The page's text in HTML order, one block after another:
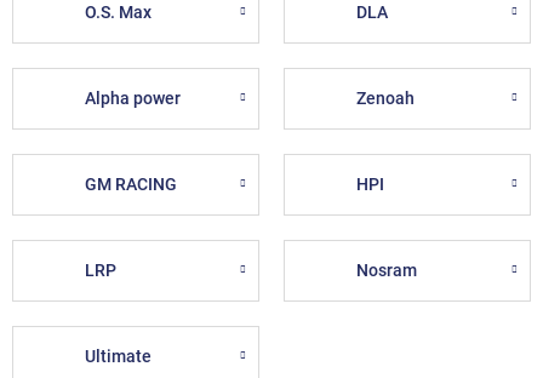
O.S. Max DLA
Alpha power Zenoah
GM RACING HPI
LRP Nosram
Ultimate